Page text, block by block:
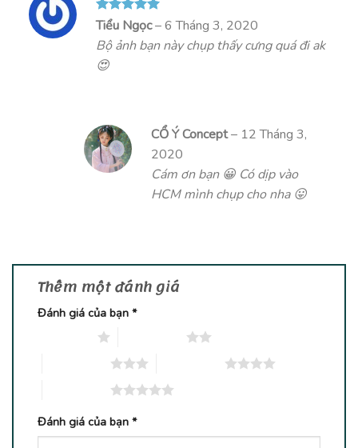
Được xếp
55
sao
Tiểu Ngọc–6 Tháng 3, 2020
Bộ ảnh bạn này chụp thấy cưng quá đi ak
😍
CỔ Ý Concept– 12 Tháng 3,
2020
Cám ơn bạn 😀 Có dịp vào
HCM mình chụp cho nha 😛
Thêm một đánh giá
Đánh giá của bạn *
Đánh giá của bạn *